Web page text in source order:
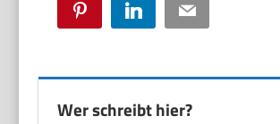
Pinterest LinkedIn Email
Wer schreibt hier?